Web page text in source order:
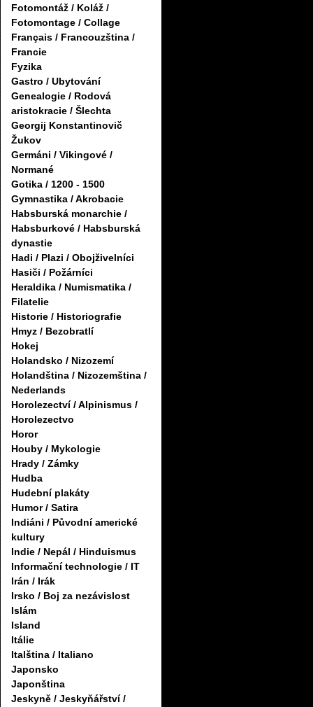
Fotomontáž / Koláž /
Fotomontage / Collage
Français / Francouzština /
Francie
Fyzika
Gastro / Ubytování
Genealogie / Rodová
aristokracie / Šlechta
Georgij Konstantinovič
Žukov
Germáni / Vikingové /
Normané
Gotika / 1200 - 1500
Gymnastika / Akrobacie
Habsburská monarchie /
Habsburkové / Habsburská
dynastie
Hadi / Plazi / Obojživelníci
Hasiči / Požárníci
Heraldika / Numismatika /
Filatelie
Historie / Historiografie
Hmyz / Bezobratlí
Hokej
Holandsko / Nizozemí
Holandština / Nizozemština /
Nederlands
Horolezectví / Alpinismus /
Horolezectvo
Horor
Houby / Mykologie
Hrady / Zámky
Hudba
Hudební plakáty
Humor / Satira
Indiáni / Původní americké
kultury
Indie / Nepál / Hinduismus
Informační technologie / IT
Irán / Irák
Irsko / Boj za nezávislost
Islám
Island
Itálie
Italština / Italiano
Japonsko
Japonština
Jeskyně / Jeskyňářství /